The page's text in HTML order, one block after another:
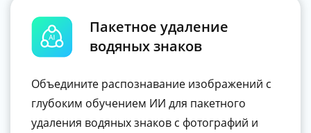
Пакетное удаление
водяных знаков
Объедините распознавание изображений с
глубоким обучением ИИ для пакетного
удаления водяных знаков с фотографий и